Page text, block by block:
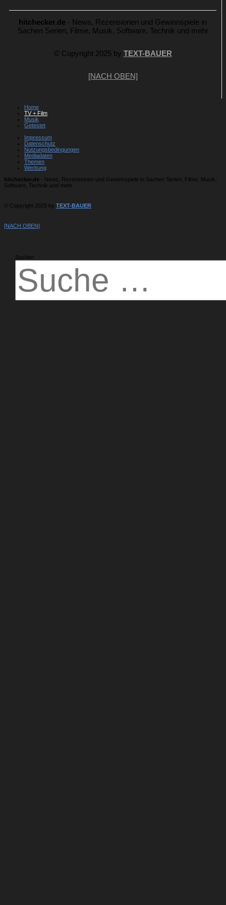
hitchecker.de - News, Rezensionen und Gewinnspiele in
Sachen Serien, Filme, Musik, Software, Technik und mehr
© Copyright 2025 by TEXT-BAUER
[NACH OBEN]
Home
TV + Film
Musik
Getestet
Impressum
Datenschutz
Nutzungsbedingungen
Mediadaten
Themen
Werbung
hitchecker.de - News, Rezensionen und Gewinnspiele in Sachen Serien, Filme, Musik,
Software, Technik und mehr
© Copyright 2025 by TEXT-BAUER
[NACH OBEN]
Suchen